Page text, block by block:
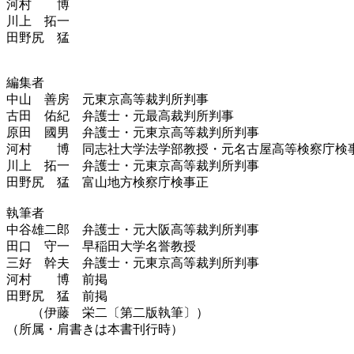
河村 博
川上 拓一
田野尻 猛
編集者
中山 善房 元東京高等裁判所判事
古田 佑紀 弁護士・元最高裁判所判事
原田 國男 弁護士・元東京高等裁判所判事
河村 博 同志社大学法学部教授・元名古屋高等検察庁検
川上 拓一 弁護士・元東京高等裁判所判事
田野尻 猛 富山地方検察庁検事正
執筆者
中谷雄二郎 弁護士・元大阪高等裁判所判事
田口 守一 早稲田大学名誉教授
三好 幹夫 弁護士・元東京高等裁判所判事
河村 博 前掲
田野尻 猛 前掲
（伊藤 栄二〔第二版執筆〕）
（所属・肩書きは本書刊行時）